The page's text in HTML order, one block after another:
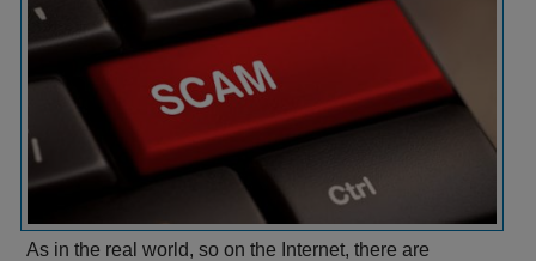
As in the real world, so on the Internet, there are